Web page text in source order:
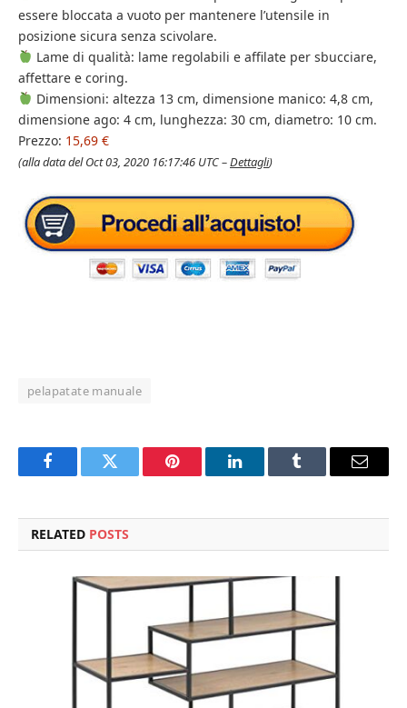
essere bloccata a vuoto per mantenere l’utensile in
posizione sicura senza scivolare.
Lame di qualità: lame regolabili e affilate per sbucciare,
affettare e coring.
Dimensioni: altezza 13 cm, dimensione manico: 4,8 cm,
dimensione ago: 4 cm, lunghezza: 30 cm, diametro: 10 cm.
Prezzo: 15,69 €
(alla data del Oct 03, 2020 16:17:46 UTC –Dettagli)
pelapatate manuale
FacebookTwitter Pinterest LinkedInTumblr Email
RELATED POSTS